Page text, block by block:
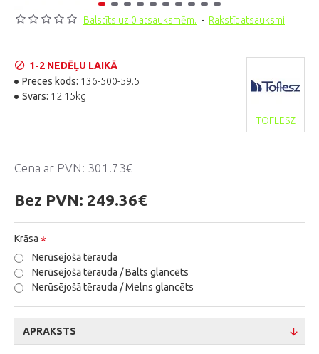
Balstīts uz 0 atsauksmēm. - Rakstīt atsauksmi
Cena ar PVN: 301.73€
Bez PVN: 249.36€
1-2 NEDĒĻU LAIKĀ
Preces kods: 136-500-59.5
Svars: 12.15kg
TOFLESZ
Krāsa
Nerūsējošā tērauda
Nerūsējošā tērauda / Balts glancēts
Nerūsējošā tērauda / Melns glancēts
APRAKSTS